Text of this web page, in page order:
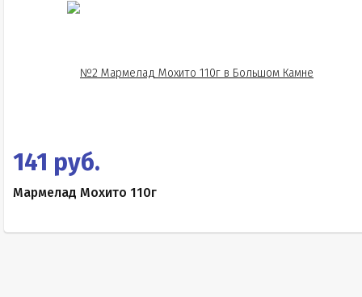
141 руб.
Мармелад Мохито 110г